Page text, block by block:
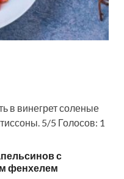
в винегрет соленые
5/5 Голосов: 1
с
фенхелем